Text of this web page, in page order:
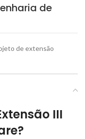
de
de extensão
III